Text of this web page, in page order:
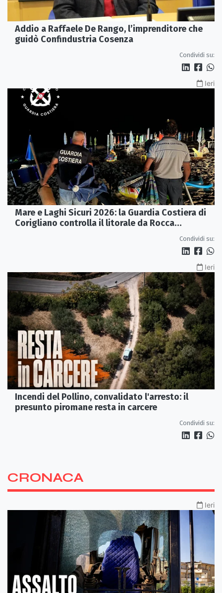
Addio a Raffaele De Rango, l’imprenditore che
guidò Confindustria Cosenza
Condividi su:
Ieri
Mare e Laghi Sicuri 2026: la Guardia Costiera di
Corigliano controlla il litorale da Rocca
Condividi su:
Ieri
Incendi del Pollino, convalidato l'arresto: il
presunto piromane resta in carcere
Condividi su:
CRONACA
Ieri